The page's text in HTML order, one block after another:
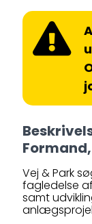
Vej & Park
fagledelse
samt